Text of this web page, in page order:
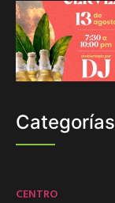
Categorías
CENTRO